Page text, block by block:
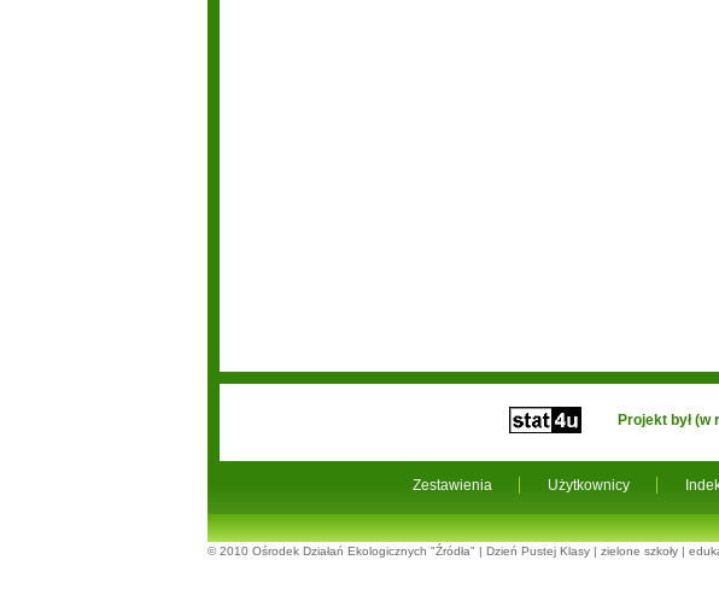
Zestawienia Użytkownicy
Projekt był
© 2010 Ośrodek Działań Ekologicznych "Źródła" | Dzień Pustej Klasy | zielone szkoły |